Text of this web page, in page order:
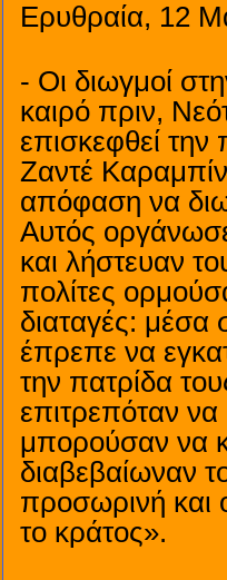
Ερυθραία, 12
- Οι διωγμοί
καιρό πριν,
επισκεφθεί την
Ζαντέ
απόφαση να
Αυτός
και λήστευαν
πολίτες
διαταγές: μέσα
έπρεπε να
την πατρίδα
επιτρεπόταν να
μπορούσαν να
διαβεβαίωναν
προσωρινή και
το κράτος».